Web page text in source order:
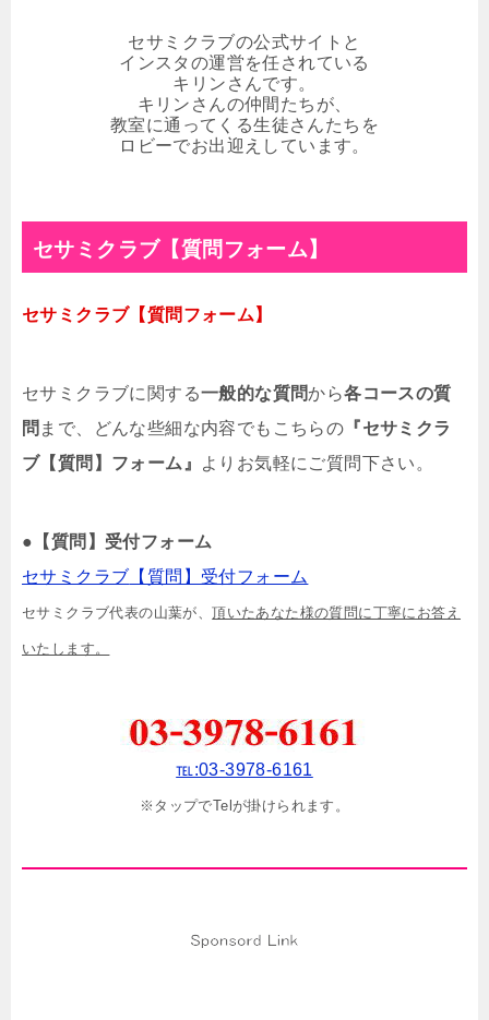
セサミクラブの公式サイトと
インスタの運営を任されている
キリンさんです。
キリンさんの仲間たちが、
教室に通ってくる生徒さんたちを
ロビーでお出迎えしています。
セサミクラブ【質問フォーム】
セサミクラブ【質問フォーム】
セサミクラブに関する一般的な質問から各コースの質
問 まで、どんな些細な内容でもこちらの 『セサミクラ
ブ【質問】フォーム』
よりお気軽にご質問下さい。
● 【質問】受付フォーム
セサミクラブ 【質問】 受付フォーム
セサミクラブ代表の山葉が、頂いたあなた様の質問に丁寧にお答え
いたします。
℡:03-3978-6161
※タップでTelが掛けられます。